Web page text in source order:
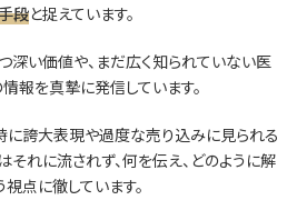
段と捉えています。
深い価値や、まだ広く知られていない医
報を真摯に発信しています。
に誇大表現や過度な売り込みに見られる
それに流されず、何を伝え、どのように解
点に徹しています。